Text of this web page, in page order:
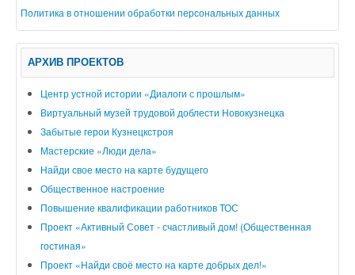
Политика в отношении обработки персональных данных
АРХИВ ПРОЕКТОВ
Центр устной истории «Диалоги с прошлым»
Виртуальный музей трудовой доблести Новокузнецка
Забытые герои Кузнецкстроя
Мастерские «Люди дела»
Найди свое место на карте будущего
Общественное настроение
Повышение квалификации работников ТОС
Проект «Активный Совет - счастливый дом! (Общественная
гостиная»
Проект «Найди своё место на карте добрых дел!»